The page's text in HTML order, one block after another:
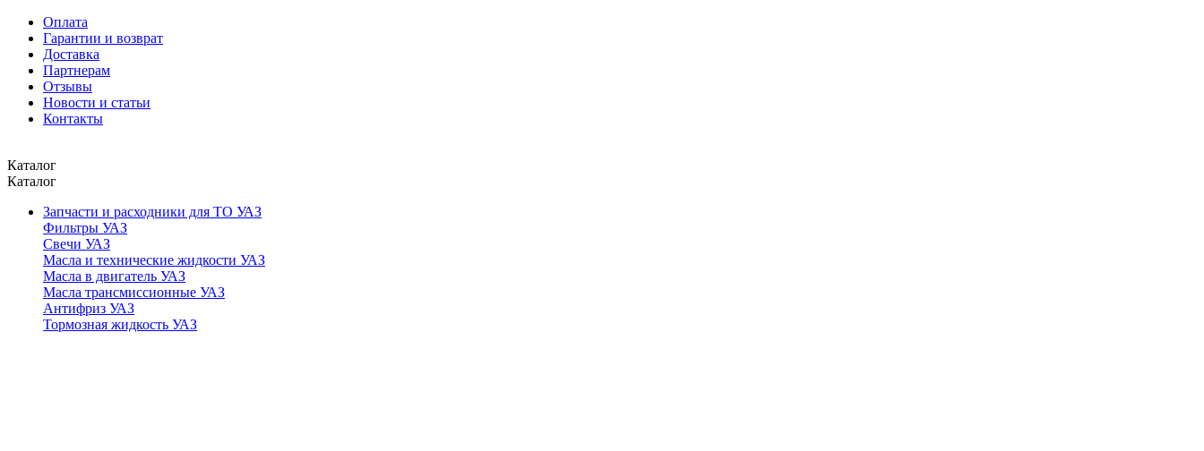
Оплата
Гарантии и возврат
Доставка
Партнерам
Отзывы
Новости и статьи
Контакты
Каталог
Каталог
Запчасти и расходники для ТО УАЗ
Фильтры УАЗ
Свечи УАЗ
Масла и технические жидкости УАЗ
Масла в двигатель УАЗ
Масла трансмиссионные УАЗ
Антифриз УАЗ
Тормозная жидкость УАЗ